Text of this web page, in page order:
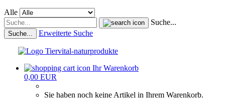
Alle
Suche...
Suche... Erweiterte Suche
Ihr Warenkorb
0,00 EUR
Sie haben noch keine Artikel in Ihrem Warenkorb.